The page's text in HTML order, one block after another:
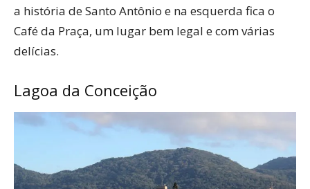
a história de Santo Antônio e na esquerda fica o
Café da Praça, um lugar bem legal e com várias
delícias.
Lagoa da Conceição